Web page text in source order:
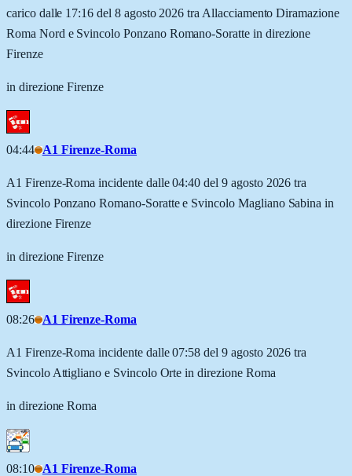
carico dalle 17:16 del 8 agosto 2026 tra Allacciamento Diramazione
Roma Nord e Svincolo Ponzano Romano-Soratte in direzione
Firenze
in direzione Firenze
04:44 A1 Firenze-Roma
A1 Firenze-Roma incidente dalle 04:40 del 9 agosto 2026 tra
Svincolo Ponzano Romano-Soratte e Svincolo Magliano Sabina in
direzione Firenze
in direzione Firenze
08:26 A1 Firenze-Roma
A1 Firenze-Roma incidente dalle 07:58 del 9 agosto 2026 tra
Svincolo Attigliano e Svincolo Orte in direzione Roma
in direzione Roma
08:10 A1 Firenze-Roma